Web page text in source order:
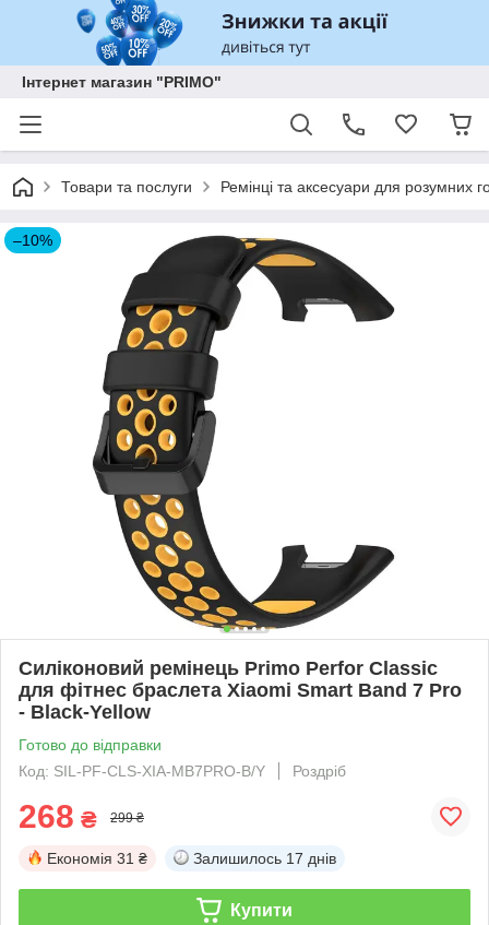
Інтернет магазин "PRIMO"
Товари та послуги Ремінці та аксесуари для розумних
–10%
Силіконовий ремінець Primo Perfor Classic
для фітнес браслета Xiaomi Smart Band 7 Pro
- Black-Yellow
Готово до відправки
Код: SIL-PF-CLS-XIA-MB7PRO-B/Y
Роздріб
268 ₴ 299 ₴
Економія 31 ₴ Залишилось 17 днів
Купити